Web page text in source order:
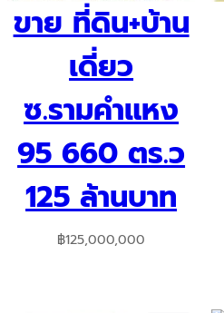
ขาย ที่ดิน+บ้าน
เดี่ยว
ซ.รามคำแหง
95 660 ตร.ว
125 ล้านบาท
฿125,000,000